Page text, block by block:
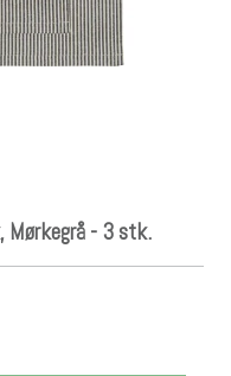
Mørkegrå - 3 stk.